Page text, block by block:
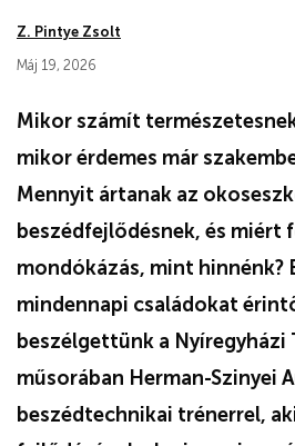
Z. Pintye Zsolt
Máj 19, 2026
Mikor számít
mikor érdemes már
Mennyit ártanak az
beszédfejlődésnek, és miért
mondókázás, mint hinnénk?
mindennapi családokat
beszélgettünk a Nyíregyházi
műsorában Herman-Szinyei
beszédtechnikai trénerrel,